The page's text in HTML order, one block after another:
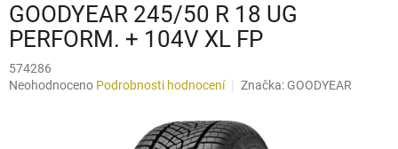
GOODYEAR 245/50 R 18 UG
PERFORM. + 104V XL FP
574286
Průměrné
Neohodnoceno Podrobnosti hodnocení Značka: GOODYEAR